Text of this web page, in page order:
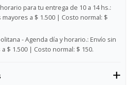
para tu entrega de 10 a 14 hs.:
a $ 1.500 | Costo normal: $
- Agenda día y horario.: Envío sin
$ 1.500 | Costo normal: $ 150.